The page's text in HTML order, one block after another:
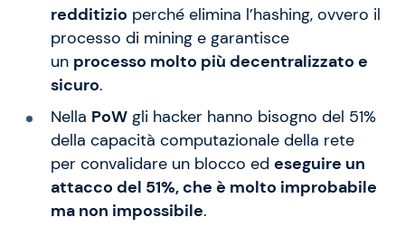
redditizio perché elimina l’hashing, ovvero il
processo di mining e garantisce
un processo molto più decentralizzato e
sicuro.
Nella PoWgli hacker hanno bisogno del 51%
della capacità computazionale della rete
per convalidare un blocco ed eseguire un
attacco del 51%, che è molto improbabile
ma non impossibile.